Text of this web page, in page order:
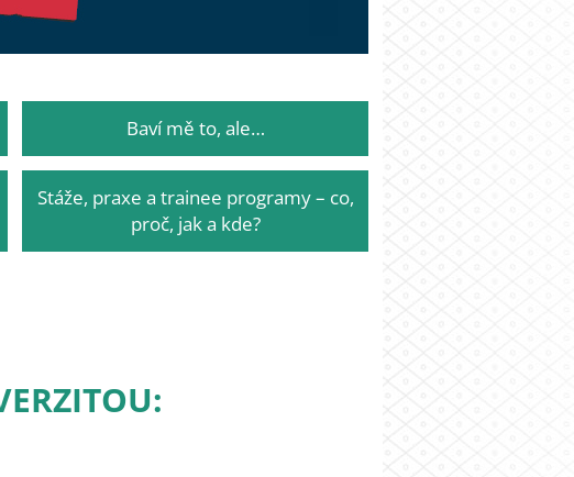
Baví mě to, ale…
Stáže, praxe a trainee programy – co,
proč, jak a kde?